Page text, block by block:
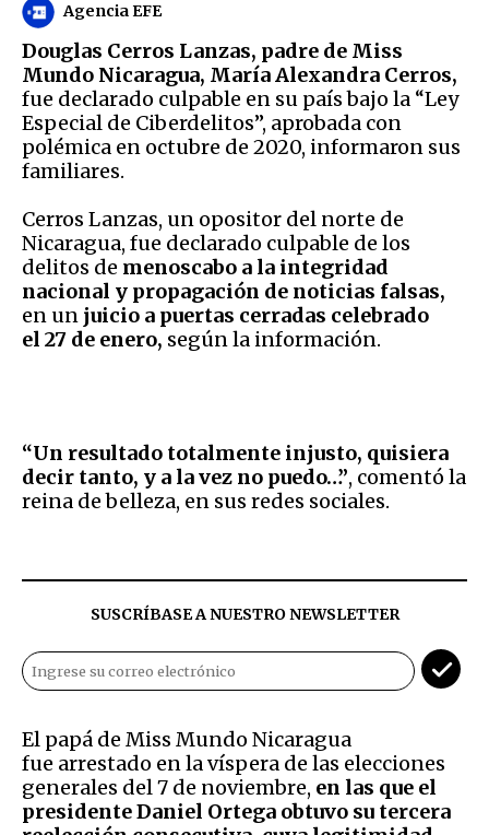
Agencia EFE
Douglas Cerros Lanzas, padre de Miss
Mundo Nicaragua, María Alexandra Cerros,
fue declarado culpable en su país bajo la “Ley
Especial de Ciberdelitos”, aprobada con
polémica en octubre de 2020, informaron sus
familiares.
Cerros Lanzas, un opositor del norte de
Nicaragua, fue declarado culpable de los
delitos de menoscabo a la integridad
nacional y propagación de noticias falsas,
en un juicio a puertas cerradas celebrado
el 27 de enero, según la información.
“Un resultado totalmente injusto, quisiera
decir tanto, y a la vez no puedo…”, comentó la
reina de belleza, en sus redes sociales.
SUSCRÍBASE A NUESTRO NEWSLETTER
El papá de Miss Mundo Nicaragua
fue arrestado en la víspera de las elecciones
generales del 7 de noviembre, en las que el
presidente Daniel Ortega obtuvo su tercera